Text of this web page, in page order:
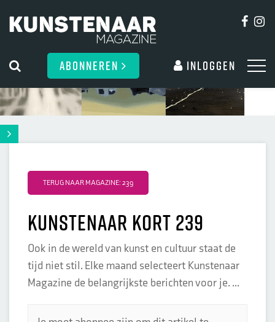
ABONNEREN Inloggen
TERUG NAAR MAGAZINE: 239
Kunstenaar kort 239
Ook in de wereld van kunst en cultuur staat de
tijd niet stil. Elke maand selecteert Kunstenaar
Magazine de belangrijkste berichten voor je. ...